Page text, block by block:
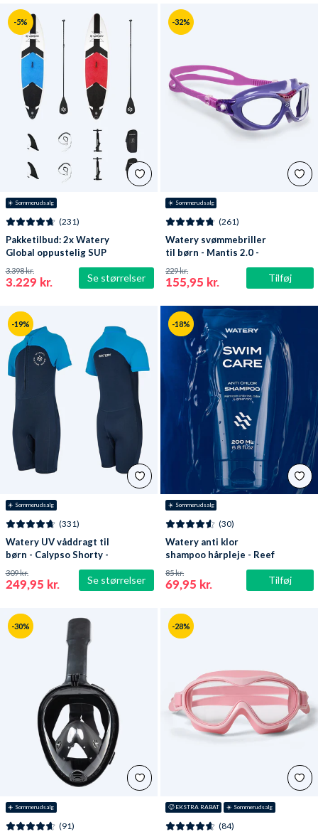
-5%
☀️ Sommerudsalg
Se størrelser
(231)
Pakketilbud: 2x Watery
Global oppustelig SUP
PaddleBoard 10'6
3.229 kr.
3.398 kr.
-32%
☀️ Sommerudsalg
Tilføj
(261)
Watery svømmebriller
til børn - Mantis 2.0 -
Lilla/klar
155,95 kr.
229 kr.
-19%
☀️ Sommerudsalg
Se størrelser
(331)
Watery UV våddragt til
børn - Calypso Shorty -
Mørkeblå
249,95 kr.
309 kr.
-18%
☀️ Sommerudsalg
Tilføj
(30)
Watery anti klor
shampoo hårpleje - Reef
69,95 kr.
85 kr.
-30%
☀️ Sommerudsalg
(91)
🥵 EKSTRA RABAT
-28%
☀️ Sommerudsalg
(84)